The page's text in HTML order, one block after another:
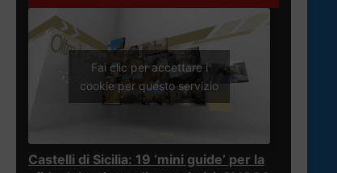
Fai clic per accettare i
cookie per questo servizio
Castelli di Sicilia: 19 ‘mini guide’ per la